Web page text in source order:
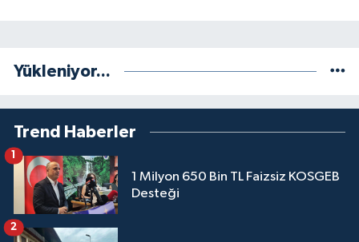
Yükleniyor...
Trend Haberler
1 Milyon 650 Bin TL Faizsiz KOSGEB
Desteği
2